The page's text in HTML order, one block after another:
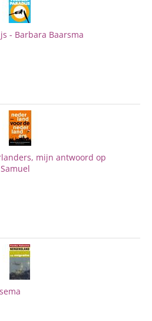
- Barbara Baarsma
mijn antwoord op